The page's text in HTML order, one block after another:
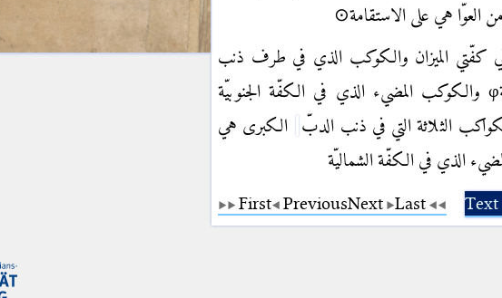
العوّا هي على الاستقامة⊙
في كفّتي الميزان والكوكب الذي في طرف ذنب
φوالكوكب المضيء الذي في الكفّة الجنوبيّة
الثلاثة التي في ذنب الدبّ
الكبرى هي
الذي في الكفّة الشماليّة
First PreviousNext Last